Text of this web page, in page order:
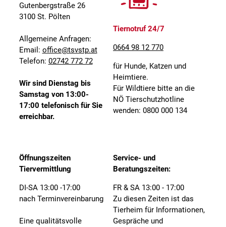
Gutenbergstraße 26
3100 St. Pölten
Allgemeine Anfragen:
Email: office@tsvstp.at
Telefon: 02742 772 72
Wir sind Dienstag bis
Samstag von 13:00-
17:00 telefonisch für Sie
erreichbar.
Tiernotruf 24/7
0664 98 12 770
für Hunde, Katzen und
Heimtiere.
Für Wildtiere bitte an die
NÖ Tierschutzhotline
wenden: 0800 000 134
Öffnungszeiten
Tiervermittlung
DI-SA 13:00 -17:00
nach Terminvereinbarung
Eine qualitätsvolle
Service- und
Beratungszeiten:
FR & SA 13:00 - 17:00
Zu diesen Zeiten ist das
Tierheim für Informationen,
Gespräche und